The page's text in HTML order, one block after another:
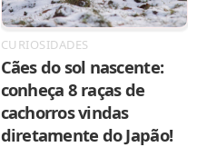
CURIOSIDADES
Cães do sol nascente:
conheça 8 raças de
cachorros vindas
diretamente do Japão!